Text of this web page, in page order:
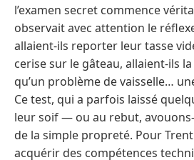
l’examen secret commence
observait avec attention le
allaient-ils reporter leur tasse
cerise sur le gâteau, allaient-ils
qu’un problème de vaisselle…
Ce test, qui a parfois laissé
leur soif — ou au rebut,
de la simple propreté. Pour
acquérir des compétences